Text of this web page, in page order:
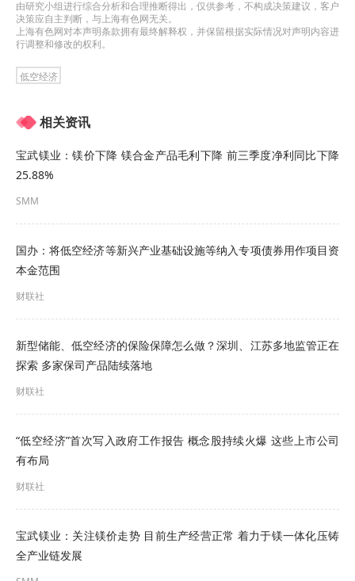
案进一步完善成熟，低空导航服务水平持续提升，
研制不少于10项信息类基础设施标准，面向城市治
理、物流运输、文旅等领域形成一批典型低空应用
务，系统性地构建了支撑低空经济发展的信息基础
设施框架。
《意见》要求，探索通过低空专用网络等进一步提
升网络覆盖水平和业务保障能力，加强与地面网络
式，为300米以上低空空域及偏远地区等提供网络覆
盖。
空数字底座”，是实现低空飞行器规模化、智能化运
行的前提。
《意见》提出，要充分利用北斗地基增强系统和5G
由研究小组进行综合分析和合理推断得出，仅供参考，不构成决策建议，客户
决策应自主判断，与上海有色网无关。
上海有色网对本声明条款拥有最终解释权，并保留根据实际情况对声明内容进
行调整和修改的权利。
低空经济
相关资讯
宝武镁业：镁价下降 镁合金产品毛利下降 前三季度净利同比下降
25.88%
SMM
国办：将低空经济等新兴产业基础设施等纳入专项债券用作项目资
本金范围
财联社
新型储能、低空经济的保险保障怎么做？深圳、江苏多地监管正在
探索 多家保司产品陆续落地
财联社
“低空经济”首次写入政府工作报告 概念股持续火爆 这些上市公司
有布局
财联社
宝武镁业：关注镁价走势 目前生产经营正常 着力于镁一体化压铸
全产业链发展